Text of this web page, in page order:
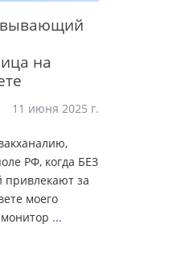
на
11 июня 2025 г.
РФ, когда БЕЗ
привлекают за
моего
...